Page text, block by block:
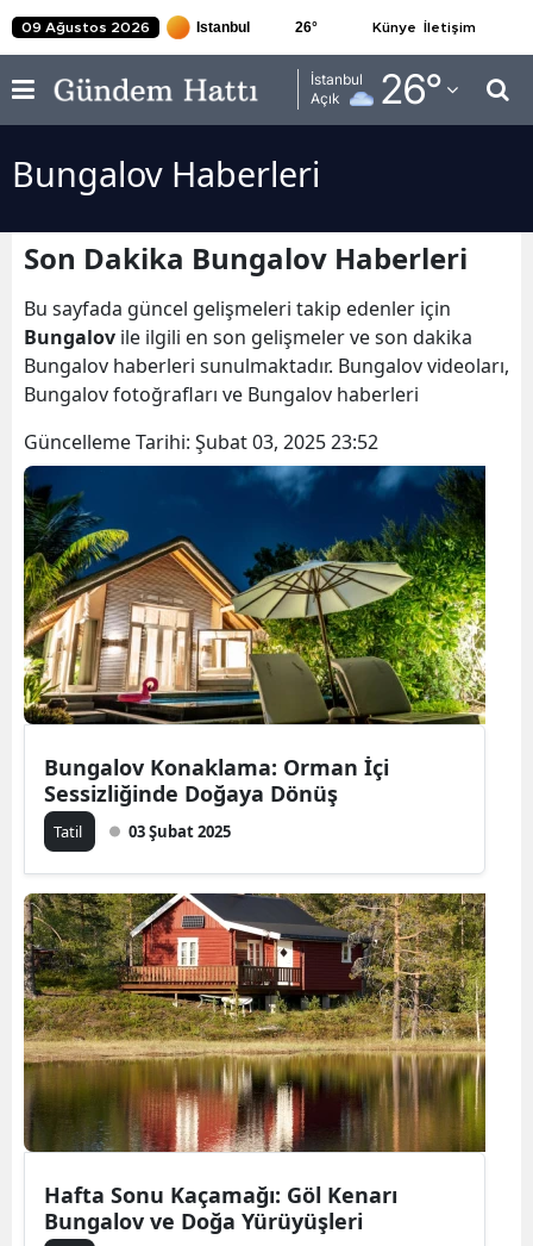
09 Ağustos 2026 26° Künye İletişim
İstanbul
Açık
26°
Adana
Adıyaman
Amasya
Ankara
Antalya
Aydın
Bilecik
Bingöl
Bitlis
Bolu
Burdur
Bursa
Çankırı
Çorum
Denizli
Diyarbakır
Edirne
Elazığ
Erzincan
Bungalov Haberleri
Son Dakika Bungalov Haberleri
Bu sayfada güncel gelişmeleri takip edenler için
Bungalov ile ilgili en son gelişmeler ve son dakika
Bungalov haberleri sunulmaktadır. Bungalov videoları,
Bungalov fotoğrafları ve Bungalov haberleri
Güncelleme Tarihi: Şubat 03, 2025 23:52
Bungalov Konaklama: Orman İçi
Sessizliğinde Doğaya Dönüş
Tatil 03 Şubat 2025
Hafta Sonu Kaçamağı: Göl Kenarı
Bungalov ve Doğa Yürüyüşleri